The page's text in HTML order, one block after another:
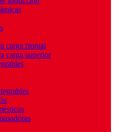
carga frontal
carga superior